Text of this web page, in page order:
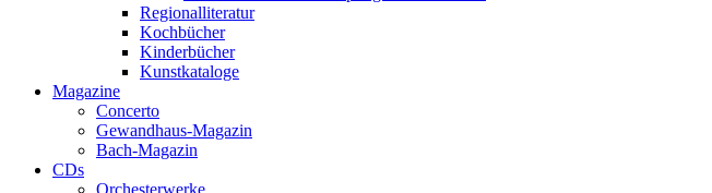
Regionalliteratur
Kochbücher
Kinderbücher
Kunstkataloge
Magazine
Concerto
Gewandhaus-Magazin
Bach-Magazin
CDs
Orchesterwerke